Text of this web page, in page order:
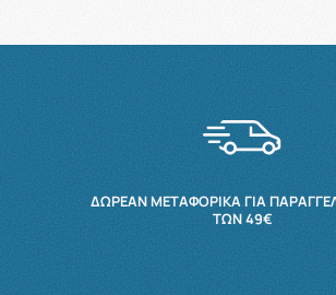
ΔΩΡΕΆΝ ΜΕΤΑΦΟΡΙΚΆ ΓΙΑ
ΤΩΝ 49€